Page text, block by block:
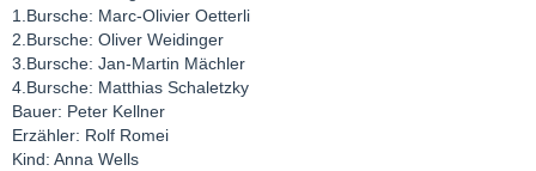
1.Bursche: Marc-Olivier Oetterli
2.Bursche: Oliver Weidinger
3.Bursche: Jan-Martin Mächler
4.Bursche: Matthias Schaletzky
Bauer: Peter Kellner
Erzähler: Rolf Romei
Kind: Anna Wells